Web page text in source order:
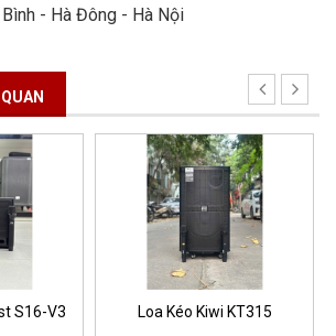
- Hà Đông - Hà Nội
S16-V3 Loa Kéo Kiwi KT315